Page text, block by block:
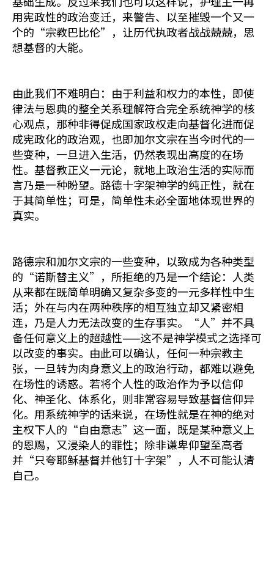
用宪政性的政治变迁，来警告、以至摧毁一个又一
个的“宗教巴比伦”，让历代执政者战战兢兢，思
想基督的大能。
由此我们不难明白：由于利益和权力的本性，即使
律法与恩典的整全关系理解符合完全系统神学的核
心观点，那种非得促成国家政权走向基督化进而促
成宪政化的政治观，也即加尔文宗在当今时代的一
些变种，一旦进入生活，仍然表现出高度的在场
性。基督教正义一元论，就地上政治生活的实际而
言乃是一种盼望。路德十字架神学的纯正性，就在
于其简单性；可是，简单性未必全面地体现世界的
真实。
路德宗和加尔文宗的一些变种，以致成为各种类型
的“诺斯替主义”，所拒绝的乃是一个结论：人类
从来都在既简单明确又复杂多变的一元多样性中生
活；外在与内在两种秩序的相互独立却又紧密相
连，乃是人力无法改变的生存事实。“人”并不具
备任何意义上的超越性——这不是神学模式之选择可
以改变的事实。由此可以确认，任何一种宗教主
张，一旦转为肉身意义上的政治行动，都难以避免
在场性的诱惑。若将个人性的政治作为予以信仰
化、神圣化、体系化，则非常容易导致基督信仰异
化。用系统神学的话来说，在场性就是在神的绝对
主权下人的“自由意志”这一面，既是某种意义上
的恩赐，又浸染人的罪性；除非谦卑仰望至高者
并“只夸耶稣基督并他钉十字架”，人不可能认清
自己。